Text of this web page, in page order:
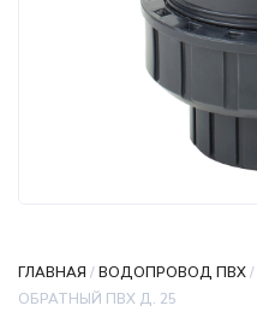
ГЛАВНАЯ /ВОДОПРОВОД ПВХ/
ОБРАТНЫЙ ПВХ Д. 25